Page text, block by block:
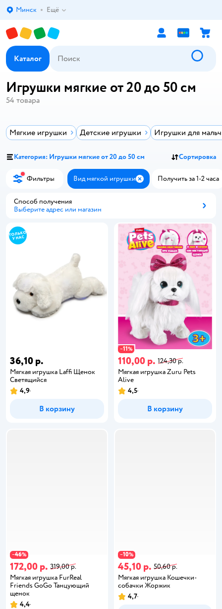
Выбор адреса доставки.
Минск Ещё
Каталог
Игрушки мягкие от 20 до 50 см
54 товара
Мягкие игрушки Детские игрушки Игрушки для
Категория: Игрушки мягкие от 20 до 50 см Сортировка
Фильтры Вид мягкой игрушки ЗакрытьПолучить за 1-2 часа
Способ получения
Выберите адрес или магазин
36,10 р.
Мягкая игрушка Laffi Щенок
Светящийся
4,9
В корзину
−11%
110,00 р. 124,30 р.
Мягкая игрушка Zuru Pets
Alive
4,5
В корзину
−46%
172,00 р. 319,00 р.
Мягкая игрушка FurReal
Friends GoGo Танцующий
щенок
4,4
−10%
45,10 р. 50,60 р.
Мягкая игрушка Кошечки-
собачки Жоржик
4,7